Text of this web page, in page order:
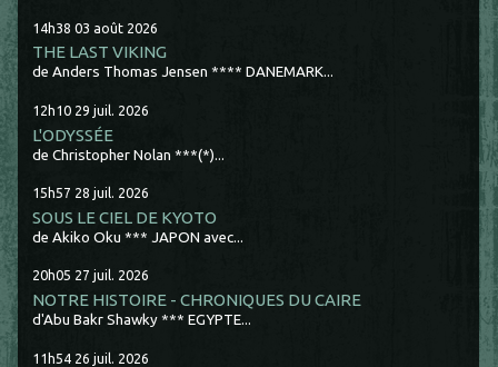
14h38 03 août 2026
THE LAST VIKING
de Anders Thomas Jensen **** DANEMARK...
12h10 29 juil. 2026
L'ODYSSÉE
de Christopher Nolan ***(*)...
15h57 28 juil. 2026
SOUS LE CIEL DE KYOTO
de Akiko Oku *** JAPON avec...
20h05 27 juil. 2026
NOTRE HISTOIRE - CHRONIQUES DU CAIRE
d'Abu Bakr Shawky *** EGYPTE...
11h54 26 juil. 2026